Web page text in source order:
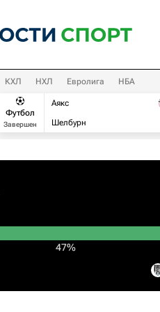
КХЛ НХЛ Евролига НБА
Футбол
Завершен
Аякс
Шелбурн
47%